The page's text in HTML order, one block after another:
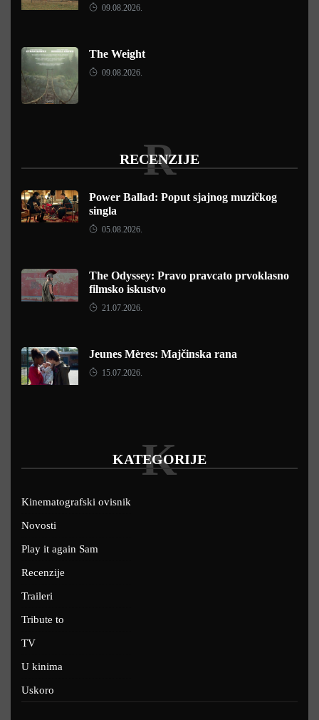
09.08.2026.
The Weight
09.08.2026.
RECENZIJE
R
Power Ballad: Poput sjajnog muzičkog
singla
05.08.2026.
The Odyssey: Pravo pravcato prvoklasno
filmsko iskustvo
21.07.2026.
Jeunes Mères: Majčinska rana
15.07.2026.
KATEGORIJE
K
Kinematografski ovisnik
Novosti
Play it again Sam
Recenzije
Traileri
Tribute to
TV
U kinima
Uskoro